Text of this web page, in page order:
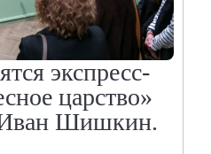
экспресс-
царство»
Шишкин.